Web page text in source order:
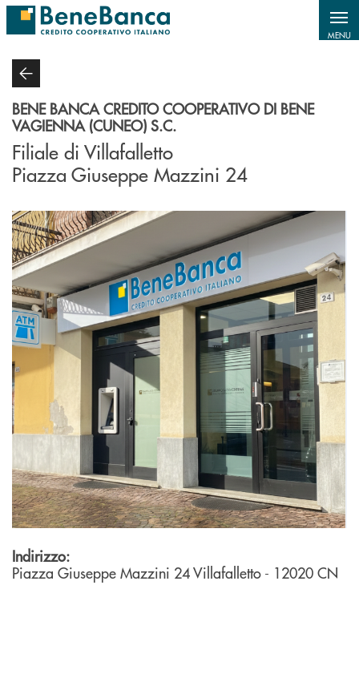
Salta al contenuto principale
MENU
BENE BANCA CREDITO COOPERATIVO DI BENE
VAGIENNA (CUNEO) S.C.
Filiale di Villafalletto
Piazza Giuseppe Mazzini 24
Indirizzo:
Piazza Giuseppe Mazzini 24Villafalletto - 12020 CN